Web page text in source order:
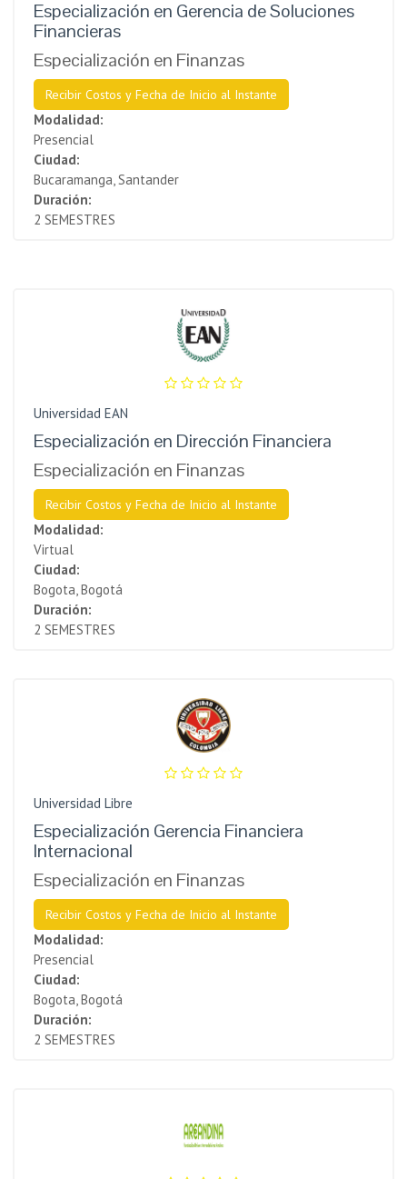
Especialización en Gerencia de Soluciones
Financieras
Especialización en Finanzas
Recibir Costos y Fecha de Inicio al Instante
Modalidad:
Presencial
Ciudad:
Bucaramanga, Santander
Duración:
2 SEMESTRES
Universidad EAN
Especialización en Dirección Financiera
Especialización en Finanzas
Recibir Costos y Fecha de Inicio al Instante
Modalidad:
Virtual
Ciudad:
Bogota, Bogotá
Duración:
2 SEMESTRES
Universidad Libre
Especialización Gerencia Financiera
Internacional
Especialización en Finanzas
Recibir Costos y Fecha de Inicio al Instante
Modalidad:
Presencial
Ciudad:
Bogota, Bogotá
Duración:
2 SEMESTRES